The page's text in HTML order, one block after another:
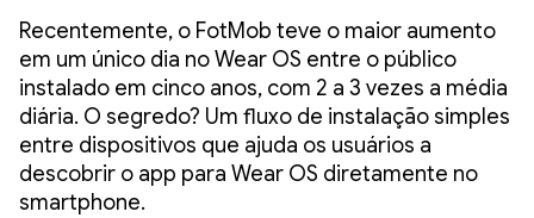
Recentemente, o FotMob teve o maior aumento
em um único dia no Wear OS entre o público
instalado em cinco anos, com 2 a 3 vezes a média
diária. O segredo? Um fluxo de instalação simples
entre dispositivos que ajuda os usuários a
descobrir o app para Wear OS diretamente no
smartphone.